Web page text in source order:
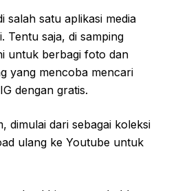
salah satu aplikasi media
Tentu saja, di samping
untuk berbagi foto dan
yang mencoba mencari
dengan gratis.
dimulai dari sebagai koleksi
ulang ke Youtube untuk